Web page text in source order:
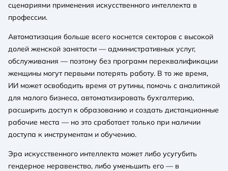
сценариями применения искусственного интеллекта в
профессии.
Автоматизация больше всего коснется секторов с высокой
долей женской занятости — административных услуг,
обслуживания — поэтому без программ переквалификации
женщины могут первыми потерять работу. В то же время,
ИИ может освободить время от рутины, помочь с аналитикой
для малого бизнеса, автоматизировать бухгалтерию,
расширить доступ к образованию и создать дистанционные
рабочие места — но это сработает только при наличии
доступа к инструментам и обучению.
Эра искусственного интеллекта может либо усугубить
гендерное неравенство, либо уменьшить его — в